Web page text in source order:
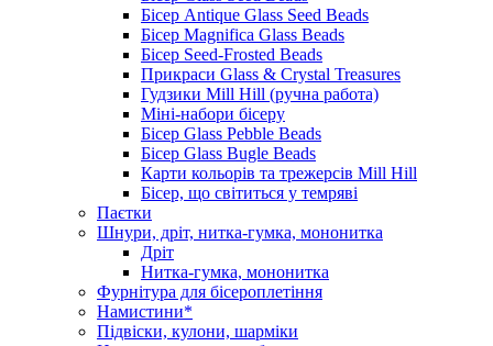
Бісер Antique Glass Seed Beads
Бісер Magnifica Glass Beads
Бісер Seed-Frosted Beads
Прикраси Glass & Crystal Treasures
Гудзики Mill Hill (ручна работа)
Міні-набори бісеру
Бісер Glass Pebble Beads
Бісер Glass Bugle Beads
Карти кольорів та трежерсів Mill Hill
Бісер, що світиться у темряві
Паєтки
Шнури, дріт, нитка-гумка, мононитка
Дріт
Нитка-гумка, мононитка
Фурнітура для бісероплетіння
Намистини*
Підвіски, кулони, шарміки